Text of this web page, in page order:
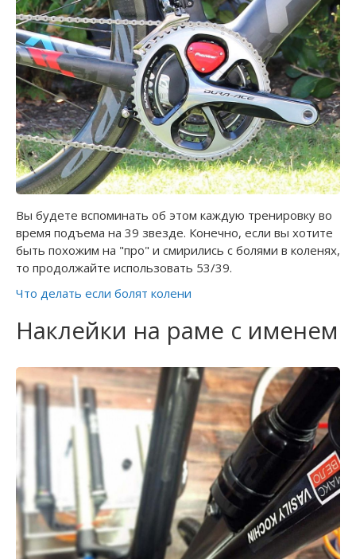
Вы будете вспоминать об этом каждую тренировку во
время подъема на 39 звезде. Конечно, если вы хотите
быть похожим на "про" и смирились с болями в коленях,
то продолжайте использовать 53/39.
Что делать если болят колени
Наклейки на раме с именем